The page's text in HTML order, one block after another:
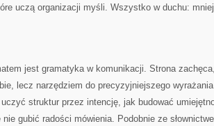
uczą organizacji myśli. Wszystko w duchu:
jest gramatyka w komunikacji. Strona
lecz narzędziem do precyzyjniejszego
struktur przez intencję, jak budować
nie gubić radości mówienia. Podobnie ze